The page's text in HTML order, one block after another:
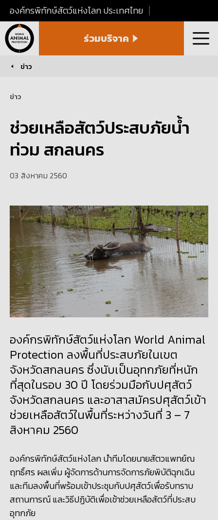
องค์กรพิทักษ์สัตว์แห่งโลก ประเทศไทย
Animal
Protection
ร่วมบริจาค เมนู
You are here:
ข่าว
ช่วยเหลือสัตว์ประสบภัยน้ำ
ท่วม สกลนคร
ข่าว
03 สิงหาคม 2560
องค์กรพิทักษ์สัตว์แห่งโลก World Animal
Protection ลงพื้นที่ประสบภัยในเขต
จังหวัดสกลนคร ซึ่งนับเป็นอุทกภัยที่หนัก
ที่สุดในรอบ 30 ปี โดยร่วมมือกับปศุสัตว์
จังหวัดสกลนคร และอาสาสมัครปศุสัตว์เข้า
ช่วยเหลือสัตว์ในพื้นที่ระหว่างวันที่ 3 – 7
สิงหาคม 2560
องค์กรพิทักษ์สัตว์แห่งโลก นำทีมโดยนายสัตวแพทย์ณ
ฤทธิ์ศร ผลเพิ่ม ผู้จัดการด้านการจัดการภัยพิบัติฉุกเฉิน
และทีมลงพื้นที่พร้อมเข้าประชุมกับปศุสัตว์เพื่อรับทราบ
สถานการณ์ และวิธีปฏิบัติเพื่อเข้าช่วยเหลือสัตว์ที่ประสบ
อุทกภัย